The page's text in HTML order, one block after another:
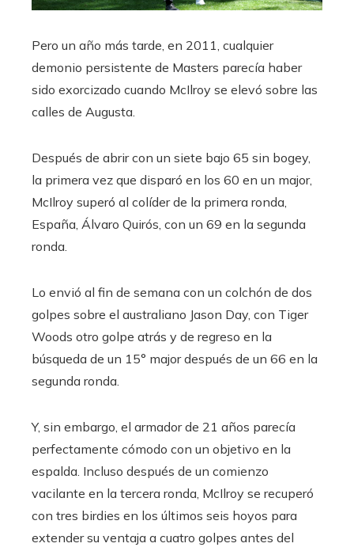
Pero un año más tarde, en 2011, cualquier
demonio persistente de Masters parecía haber
sido exorcizado cuando McIlroy se elevó sobre las
calles de Augusta.
Después de abrir con un siete bajo 65 sin bogey,
la primera vez que disparó en los 60 en un major,
McIlroy superó al colíder de la primera ronda,
España, Álvaro Quirós, con un 69 en la segunda
ronda.
Lo envió al fin de semana con un colchón de dos
golpes sobre el australiano Jason Day, con Tiger
Woods otro golpe atrás y de regreso en la
búsqueda de un 15° major después de un 66 en la
segunda ronda.
Y, sin embargo, el armador de 21 años parecía
perfectamente cómodo con un objetivo en la
espalda. Incluso después de un comienzo
vacilante en la tercera ronda, McIlroy se recuperó
con tres birdies en los últimos seis hoyos para
extender su ventaja a cuatro golpes antes del